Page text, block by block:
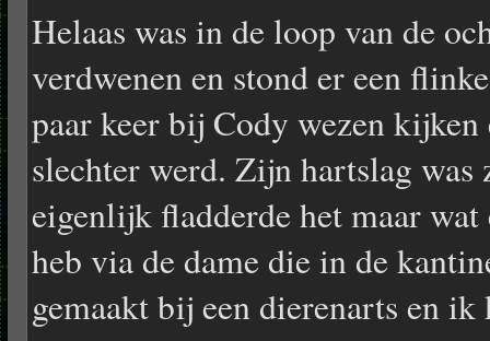
Helaas was in de loop van de
verdwenen en stond er een
paar keer bij Cody wezen kijken
slechter werd. Zijn hartslag was
eigenlijk fladderde het maar
heb via de dame die in de
gemaakt bij een dierenarts en